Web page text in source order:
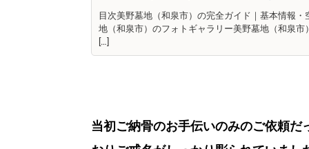
目次美野墓地（和泉市）の完全ガイド｜基本情報
地（和泉市）のフォトギャラリー美野墓地（和泉
[…]
当初ご納骨のお手伝いのみのご依頼